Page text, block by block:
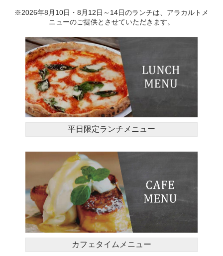
※2026年8月10日・8月12日～14日のランチは、アラカルトメ
ニューのご提供とさせていただきます。
平日限定ランチメニュー
カフェタイムメニュー